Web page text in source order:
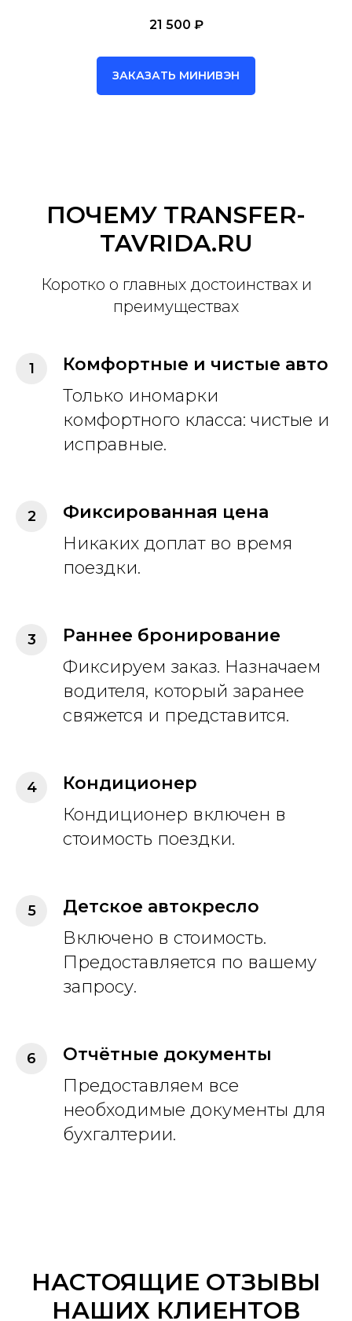
21 500 ₽
ЗАКАЗАТЬ МИНИВЭН
ПОЧЕМУ TRANSFER-
TAVRIDA.RU
Коротко о главных достоинствах и
преимуществах
Комфортные и чистые авто
Только иномарки
комфортного класса: чистые и
исправные.
Фиксированная цена
Никаких доплат во время
поездки.
Раннее бронирование
Фиксируем заказ. Назначаем
водителя, который заранее
свяжется и представится.
Кондиционер
Кондиционер включен в
стоимость поездки.
Детское автокресло
Включено в стоимость.
Предоставляется по вашему
запросу.
Отчётные документы
Предоставляем все
необходимые документы для
бухгалтерии.
НАСТОЯЩИЕ ОТЗЫВЫ
НАШИХ КЛИЕНТОВ